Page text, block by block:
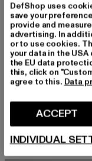
ZAVETTI
EUR 36,79
Derzeitiger Preis:
DefShop uses
save your
provide and
advertising. In
or to use cookies.
your data in the
the EU data
this, click on
agree to this. Data
ACCEPT
INDIVIDUAL